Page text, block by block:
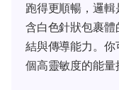
跑得更順暢，邏
含白色針狀包裹
結與傳導能力。
個高靈敏度的能量